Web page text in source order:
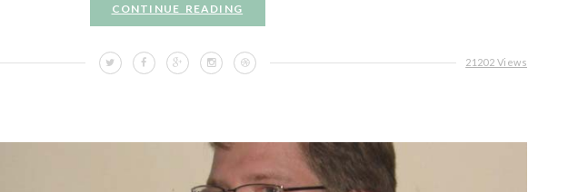
CONTINUE READING
21202 Views